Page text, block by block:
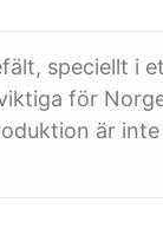
speciellt i
för
är